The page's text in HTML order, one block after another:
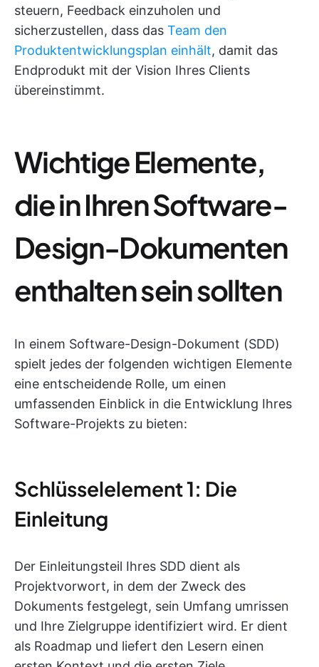
steuern, Feedback einzuholen und
sicherzustellen, dass das Team den
Produktentwicklungsplan einhält, damit das
Endprodukt mit der Vision Ihres Clients
übereinstimmt.
Wichtige Elemente,
die in Ihren Software-
Design-Dokumenten
enthalten sein sollten
In einem Software-Design-Dokument (SDD)
spielt jedes der folgenden wichtigen Elemente
eine entscheidende Rolle, um einen
umfassenden Einblick in die Entwicklung Ihres
Software-Projekts zu bieten:
Schlüsselelement 1: Die
Einleitung
Der Einleitungsteil Ihres SDD dient als
Projektvorwort, in dem der Zweck des
Dokuments festgelegt, sein Umfang umrissen
und Ihre Zielgruppe identifiziert wird. Er dient
als Roadmap und liefert den Lesern einen